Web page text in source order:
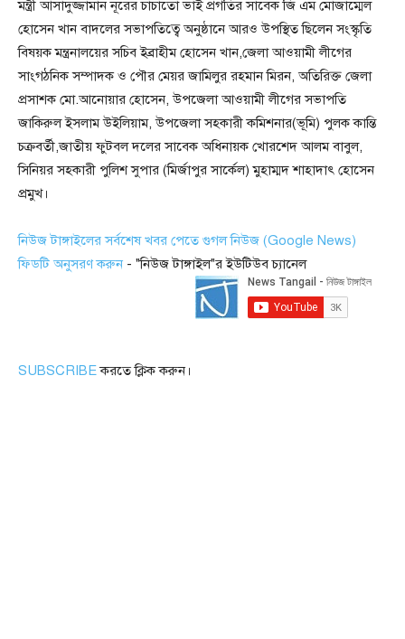
মন্ত্রী আসাদুজ্জামান নূরের চাচাতো ভাই প্রগতির সাবেক জি এম মোজাম্মেল
হোসেন খান বাদলের সভাপতিত্বে অনুষ্ঠানে আরও উপস্থিত ছিলেন সংস্কৃতি
বিষয়ক মন্ত্রনালয়ের সচিব ইব্রাহীম হোসেন খান,জেলা আওয়ামী লীগের
সাংগঠনিক সম্পাদক ও পৌর মেয়র জামিলুর রহমান মিরন, অতিরিক্ত জেলা
প্রসাশক মো.আনোয়ার হোসেন, উপজেলা আওয়ামী লীগের সভাপতি
জাকিরুল ইসলাম উইলিয়াম, উপজেলা সহকারী কমিশনার(ভূমি) পুলক কান্তি
চক্রবর্তী,জাতীয় ফুটবল দলের সাবেক অধিনায়ক খোরশেদ আলম বাবুল,
সিনিয়র সহকারী পুলিশ সুপার (মির্জাপুর সার্কেল) মুহাম্মদ শাহাদাৎ হোসেন
প্রমুখ।
নিউজ টাঙ্গাইলের সর্বশেষ খবর পেতে গুগল নিউজ (Google News)
ফিডটি অনুসরণ করুন - "নিউজ টাঙ্গাইল"র ইউটিউব চ্যানেল
SUBSCRIBEকরতে ক্লিক করুন।